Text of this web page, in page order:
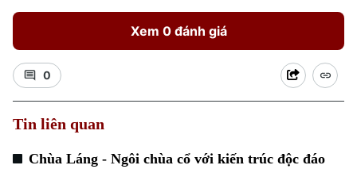
Xem 0 đánh giá
0
Tin liên quan
Chùa Láng - Ngôi chùa cổ với kiến trúc độc đáo